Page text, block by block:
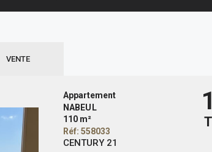
VENTE
Appartement
NABEUL
110 m²
Réf: 558033
CENTURY 21